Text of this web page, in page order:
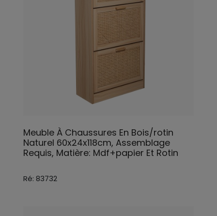
Meuble À Chaussures En Bois/rotin
Naturel 60x24x118cm, Assemblage
Requis, Matière: Mdf+papier Et Rotin
Ré: 83732